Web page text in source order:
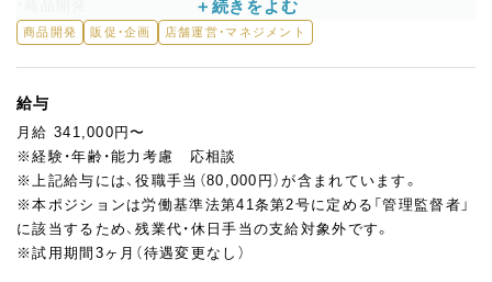
・後輩指導 など
く活躍いただきます。
将来的にはシェフの右腕としてブランドを支えていくポジション
です。
催事や百貨店出店の際には、本部と連携しながら、アレルギー表示
など提出書類の作成や、出店先担当者への商品説明なども行って
いただきます。
商品開発 販促・企画 店舗運営・マネジメント
給与
月給 341,000円〜
※経験・年齢・能力考慮 応相談
※上記給与には、役職手当（80,000円）が含まれています。
※本ポジションは労働基準法第41条第2号に定める「管理監督者」
に該当するため、残業代・休日手当の支給対象外です。
※試用期間3ヶ月（待遇変更なし）